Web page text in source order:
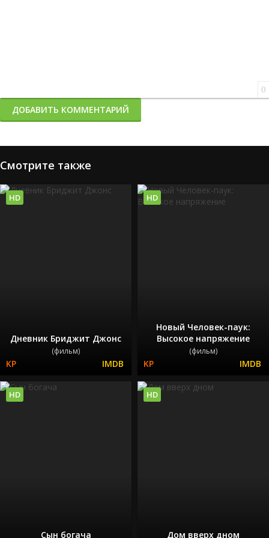
0
ДОБАВИТЬ КОММЕНТАРИЙ
Смотрите также
Дневник Бриджит Джонс
(фильм)
HD
Новый Человек-паук:
Высокое напряжение
(фильм)
HD
Сын богача
HD
Дом вверх дном
HD